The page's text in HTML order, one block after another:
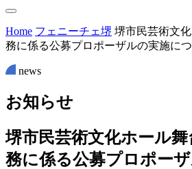
Home フェニーチェ堺 堺市民芸術文
務に係る公募プロポーザルの実施に
news
お知らせ
堺市民芸術文化ホール
務に係る公募プロポー